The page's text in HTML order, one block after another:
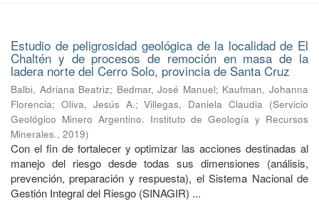
Estudio de peligrosidad geológica de la localidad de El
Chaltén y de procesos de remoción en masa de la
ladera norte del Cerro Solo, provincia de Santa Cruz
Balbi, Adriana Beatriz; Bedmar, José Manuel; Kaufman, Johanna
Florencia; Oliva, Jesús A.;Villegas, Daniela Claudia (Servicio
Geológico Minero Argentino. Instituto de Geología y Recursos
Minerales., 2019)
Con el fin de fortalecer y optimizar las acciones destinadas al
manejo del riesgo desde todas sus dimensiones (análisis,
prevención, preparación y respuesta), el Sistema Nacional de
Gestión Integral del Riesgo (SINAGIR) ...